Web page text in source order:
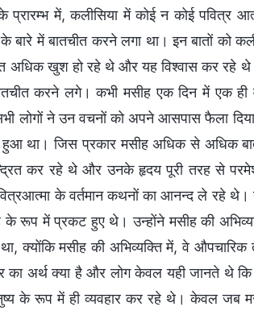
प्रारम्भ में, कलीसिया में कोई न कोई पवित्र
बारे में बातचीत करने लगा था। इन बातों को
अधिक खुश हो रहे थे और यह विश्वास कर रहे थे
करने लगे। कभी मसीह एक दिन में एक ही
लोगों ने उन वचनों को अपने आसपास फैला
था। जिस प्रकार मसीह अधिक से अधिक
कर रहे थे और उनके हृदय पूरी तरह से
के वर्तमान कथनों का आनन्द ले रहे
के रूप में प्रकट हुए थे। उन्होंने मसीह की
था, क्योंकि मसीह की अभिव्यक्ति में, वे
का अर्थ क्या है और लोग केवल यही जानते थे
के रूप में ही व्यवहार कर रहे थे। केवल जब